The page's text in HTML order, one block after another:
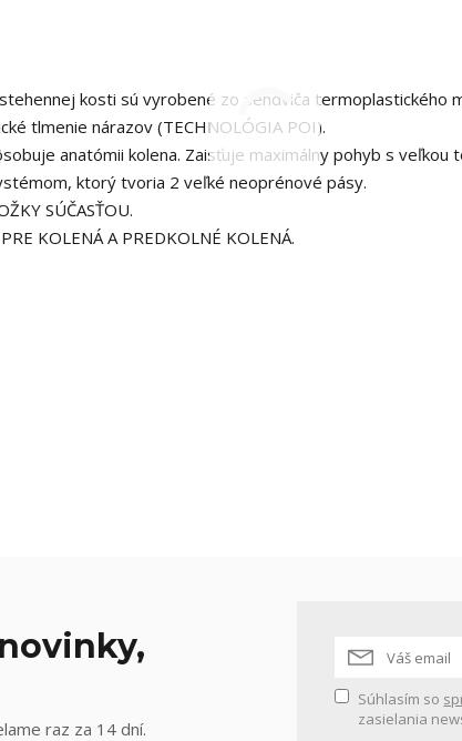
kosti sú vyrobené zo sendviča termoplastického
tlmenie nárazov (TECHNOLÓGIA POI).
anatómii kolena. Zaisťuje maximálny pohyb s veľkou
ktorý tvoria 2 veľké neoprénové pásy.
SÚČASŤOU.
KOLENÁ A PREDKOLNÉ KOLENÁ.
raz za 14 dní.
Súhlasím so
zasielania